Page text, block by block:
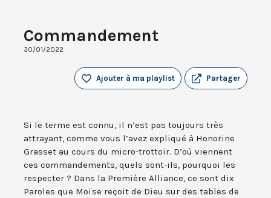
Commandement
30/01/2022
Partager
Ajouter à ma playlist
Si le terme est connu, il n’est pas toujours très
attrayant, comme vous l’avez expliqué à Honorine
Grasset au cours du micro-trottoir. D’où viennent
ces commandements, quels sont-ils, pourquoi les
respecter ? Dans la Première Alliance, ce sont dix
Paroles que Moïse reçoit de Dieu sur des tables de